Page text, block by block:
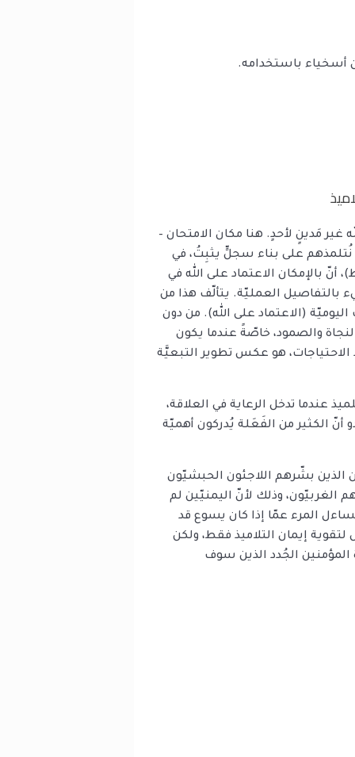
أسخياء باستخدامه.
تعطي أكثر من الله (لوقا 6: 38). والله غير مَدينٍ لأحدٍ. هنا مكان الامتحان –
نُتلمذهم على بناء سجلٍّ يثبِتُ، في
بالإمكان الاعتماد على الله في
بالتفاصيل العمليّة. يتألّف هذا من
(الاعتماد على الله). من دون
والصمود، خاصّةً عندما يكون
هو عكس تطوير التبعيَّة
عندما تدخل الرعاية في العلاقة،
الكثير من الفَعَلة يُدركون أهميّة
الذين بشّرهم اللاجئون الحبشيّون
الغربيّون، وذلك لأنّ اليمنيّين لم
المرء عمّا إذا كان يسوع قد
إيمان التلاميذ فقط، ولكن
المؤمنين الجُدد الذين سوف